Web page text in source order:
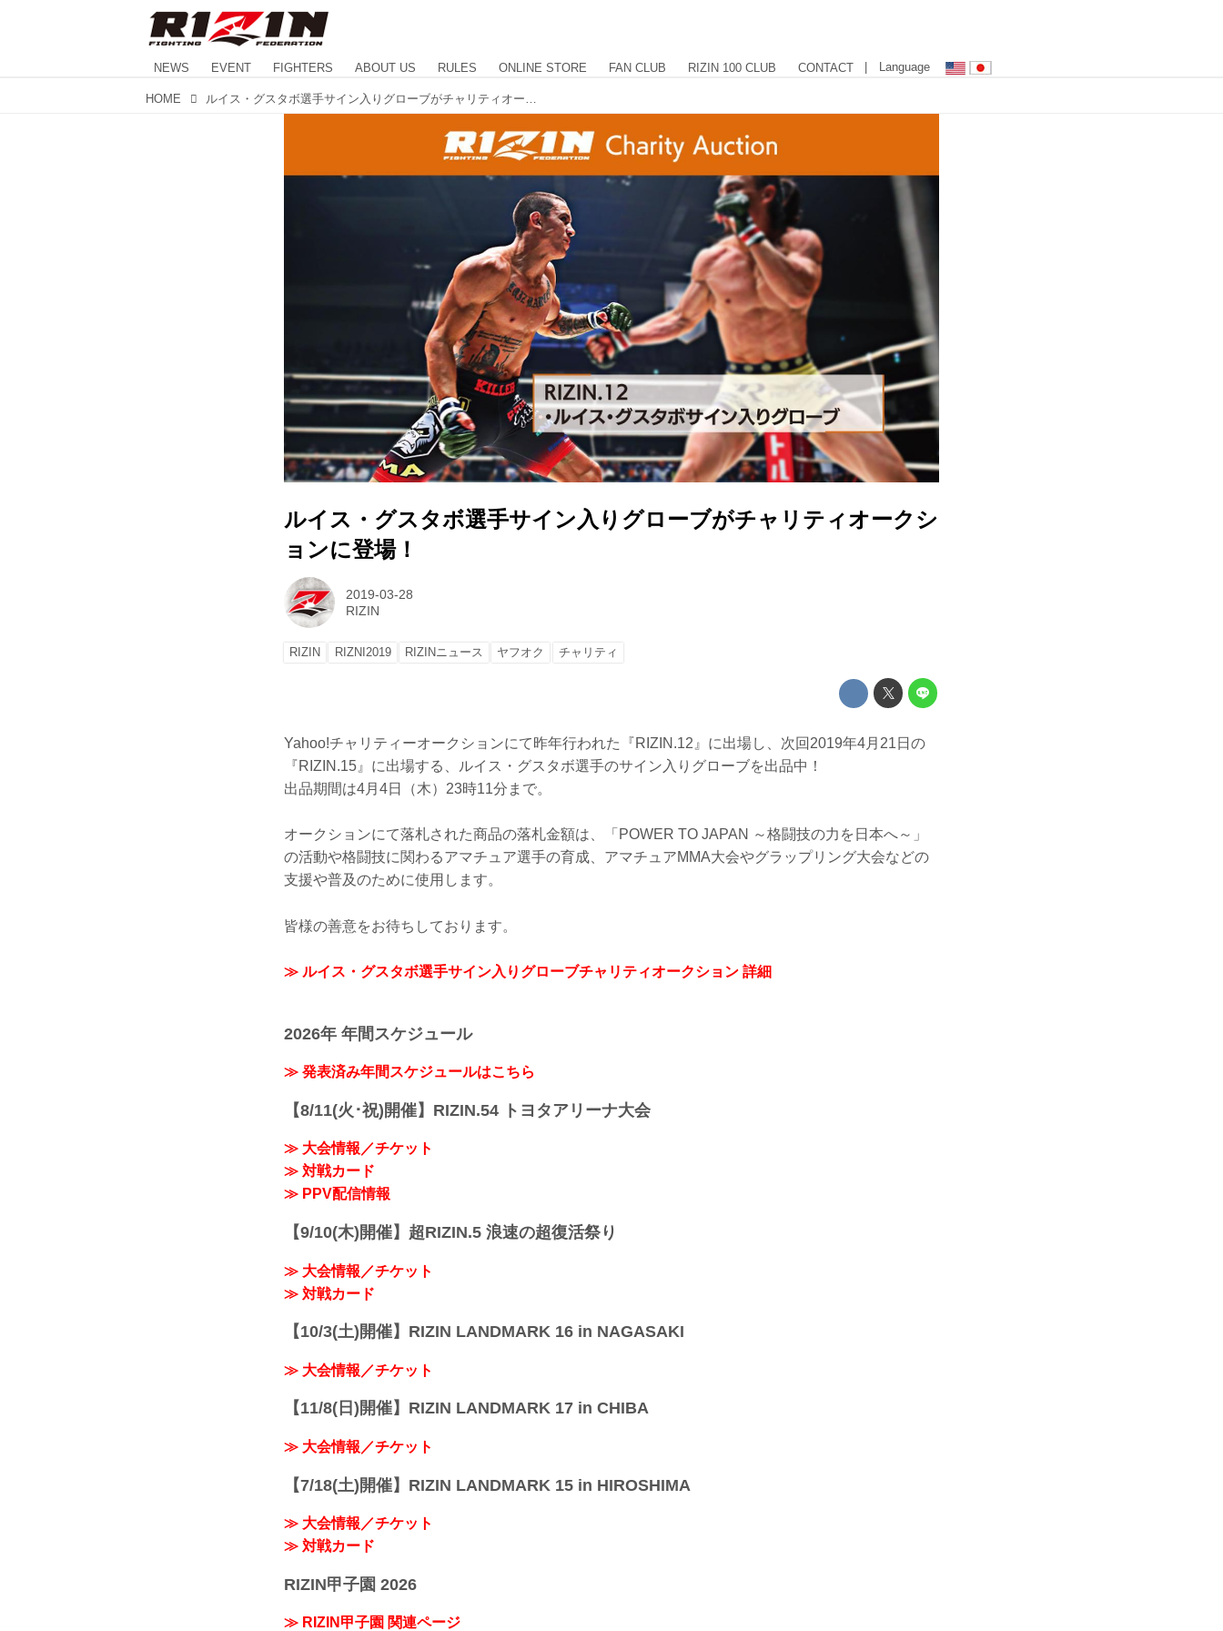
NEWS EVENT FIGHTERS ABOUT US RULES ONLINE STORE FAN CLUB RIZIN 100 CLUB CONTACT | Language
HOME
ルイス・グスタボ選手サイン入りグローブがチャリティオークシ
ョンに登場！
2019-03-28
RIZIN
RIZIN RIZNI2019 RIZINニュース ヤフオク チャリティ
Yahoo!チャリティーオークションにて昨年行われた『RIZIN.12』に出場し、次回2019年4月21日の
『RIZIN.15』に出場する、ルイス・グスタボ選手のサイン入りグローブを出品中！
出品期間は4月4日（木）23時11分まで。
オークションにて落札された商品の落札金額は、「POWER TO JAPAN ～格闘技の力を日本へ～」
の活動や格闘技に関わるアマチュア選手の育成、アマチュアMMA大会やグラップリング大会などの
支援や普及のために使用します。
皆様の善意をお待ちしております。
≫ ルイス・グスタボ選手サイン入りグローブチャリティオークション 詳細
2026年 年間スケジュール
≫ 発表済み年間スケジュールはこちら
【8/11(火･祝)開催】RIZIN.54 トヨタアリーナ大会
≫ 大会情報／チケット
≫ 対戦カード
≫ PPV配信情報
【9/10(木)開催】超RIZIN.5 浪速の超復活祭り
≫ 大会情報／チケット
≫ 対戦カード
【10/3(土)開催】RIZIN LANDMARK 16 in NAGASAKI
≫ 大会情報／チケット
【11/8(日)開催】RIZIN LANDMARK 17 in CHIBA
≫ 大会情報／チケット
【7/18(土)開催】RIZIN LANDMARK 15 in HIROSHIMA
≫ 大会情報／チケット
≫ 対戦カード
RIZIN甲子園 2026
≫ RIZIN甲子園 関連ページ